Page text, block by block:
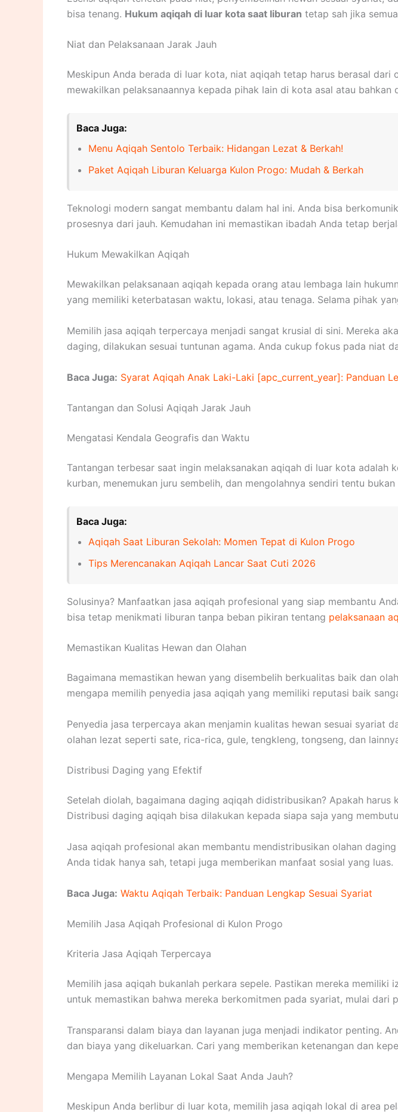
bisa tenang. Hukum aqiqah di luar kota saat liburan tetap sah jika
Niat dan Pelaksanaan Jarak Jauh
Meskipun Anda berada di luar kota, niat aqiqah tetap harus berasal
mewakilkan pelaksanaannya kepada pihak lain di kota asal atau
Baca Juga:
Menu Aqiqah Sentolo Terbaik: Hidangan Lezat & Berkah!
Paket Aqiqah Liburan Keluarga Kulon Progo: Mudah & Berkah
Teknologi modern sangat membantu dalam hal ini. Anda bisa
prosesnya dari jauh. Kemudahan ini memastikan ibadah Anda tetap
Hukum Mewakilkan Aqiqah
Mewakilkan pelaksanaan aqiqah kepada orang atau lembaga lain
yang memiliki keterbatasan waktu, lokasi, atau tenaga. Selama pihak
Memilih jasa aqiqah terpercaya menjadi sangat krusial di sini. Mereka
daging, dilakukan sesuai tuntunan agama. Anda cukup fokus pada niat
Baca Juga: Syarat Aqiqah Anak Laki-Laki [apc_current_year]: Panduan
Tantangan dan Solusi Aqiqah Jarak Jauh
Mengatasi Kendala Geografis dan Waktu
Tantangan terbesar saat ingin melaksanakan aqiqah di luar kota
kurban, menemukan juru sembelih, dan mengolahnya sendiri tentu
Baca Juga:
Aqiqah Saat Liburan Sekolah: Momen Tepat di Kulon Progo
Tips Merencanakan Aqiqah Lancar Saat Cuti 2026
Solusinya? Manfaatkan jasa aqiqah profesional yang siap membantu
bisa tetap menikmati liburan tanpa beban pikiran tentang pelaksanaan
Memastikan Kualitas Hewan dan Olahan
Bagaimana memastikan hewan yang disembelih berkualitas baik dan
mengapa memilih penyedia jasa aqiqah yang memiliki reputasi baik
Penyedia jasa terpercaya akan menjamin kualitas hewan sesuai syariat
olahan lezat seperti sate, rica-rica, gule, tengkleng, tongseng, dan
Distribusi Daging yang Efektif
Setelah diolah, bagaimana daging aqiqah didistribusikan? Apakah
Distribusi daging aqiqah bisa dilakukan kepada siapa saja yang
Jasa aqiqah profesional akan membantu mendistribusikan olahan
Anda tidak hanya sah, tetapi juga memberikan manfaat sosial yang luas.
Baca Juga: Waktu Aqiqah Terbaik: Panduan Lengkap Sesuai Syariat
Memilih Jasa Aqiqah Profesional di Kulon Progo
Kriteria Jasa Aqiqah Terpercaya
Memilih jasa aqiqah bukanlah perkara sepele. Pastikan mereka
untuk memastikan bahwa mereka berkomitmen pada syariat, mulai dari
Transparansi dalam biaya dan layanan juga menjadi indikator penting.
dan biaya yang dikeluarkan. Cari yang memberikan ketenangan dan
Mengapa Memilih Layanan Lokal Saat Anda Jauh?
Meskipun Anda berlibur di luar kota, memilih jasa aqiqah lokal di area